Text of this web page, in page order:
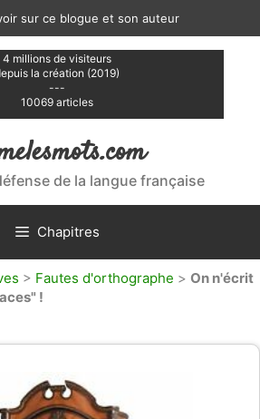
sur ce blogue et son auteur
4 millions de visiteurs
la création (2019)
---
10069 articles
de la langue française
Chapitres
> Fautes d'orthographe > On n'écrit
!